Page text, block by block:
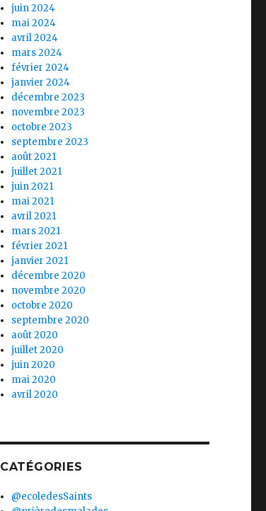
juin 2024
mai 2024
avril 2024
mars 2024
février 2024
janvier 2024
décembre 2023
novembre 2023
octobre 2023
septembre 2023
août 2021
juillet 2021
juin 2021
mai 2021
avril 2021
mars 2021
février 2021
janvier 2021
décembre 2020
novembre 2020
octobre 2020
septembre 2020
août 2020
juillet 2020
juin 2020
mai 2020
avril 2020
CATÉGORIES
@ecoledesSaints